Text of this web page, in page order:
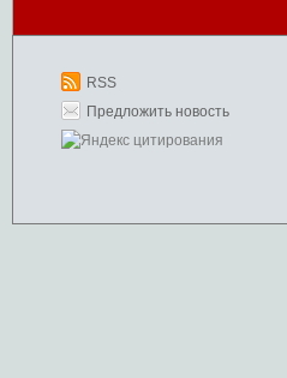
RSS
Предложить новость